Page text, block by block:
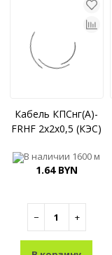
Кабель КПСнг(A)-
FRHF 2x2x0,5 (КЭС)
В наличии 1600 м
1.64 BYN
− +